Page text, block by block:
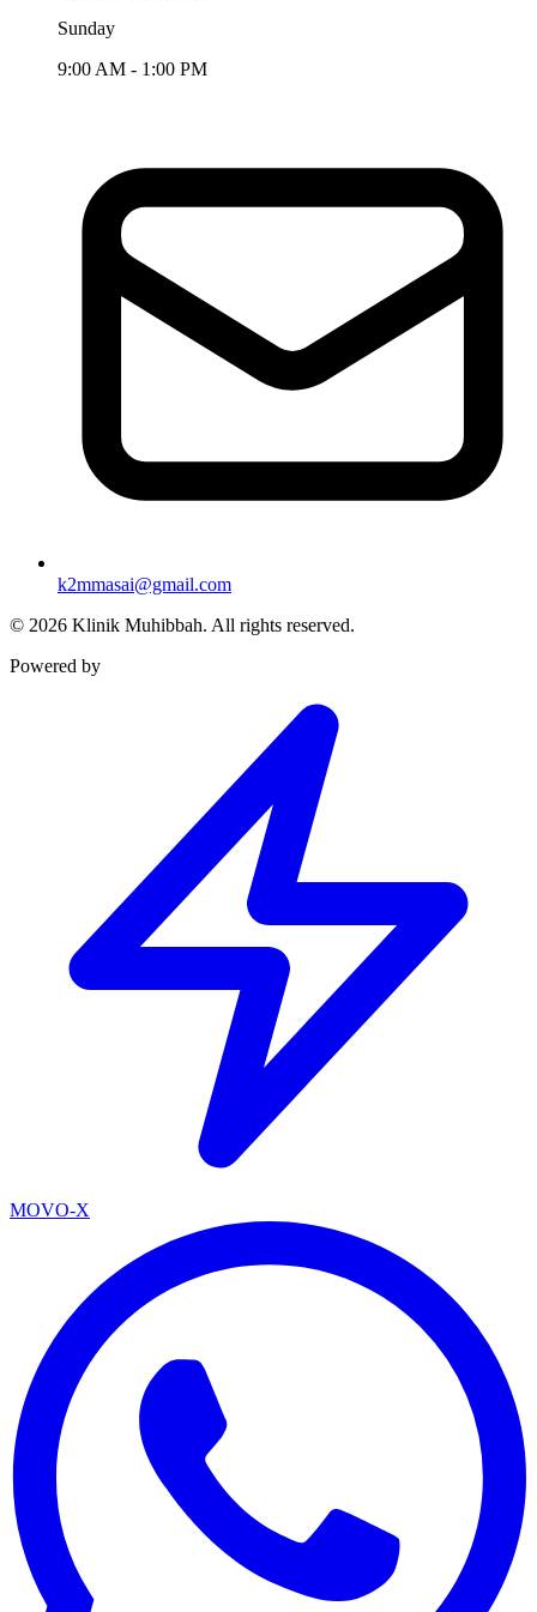
Sunday
9:00 AM - 1:00 PM
k2mmasai@gmail.com
© 2026 Klinik Muhibbah. All rights reserved.
Powered by
MOVO-X